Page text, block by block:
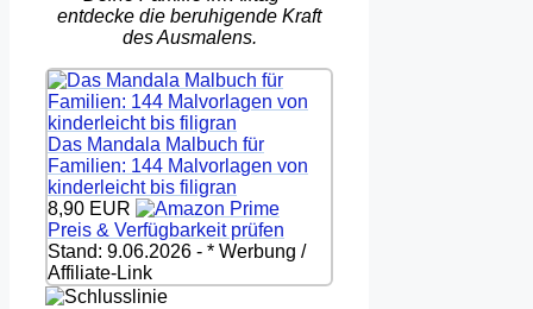
entdecke die beruhigende Kraft
des Ausmalens.
Das Mandala Malbuch für
Familien: 144 Malvorlagen von
kinderleicht bis filigran
8,90 EUR
Preis & Verfügbarkeit prüfen
Stand: 9.06.2026 - * Werbung /
Affiliate-Link